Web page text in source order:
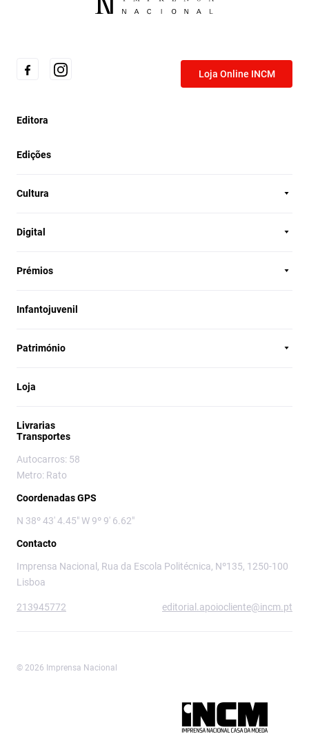
Loja Online INCM
Editora
Edições
Cultura
Digital
Prémios
Infantojuvenil
Património
Loja
Livrarias
Transportes
Autocarros: 58
Metro: Rato
Coordenadas GPS
N 38º 43' 4.45" W 9º 9' 6.62"
Contacto
Imprensa Nacional, Rua da Escola Politécnica, Nº135, 1250-100
Lisboa
213945772 editorial.apoiocliente@incm.pt
© 2026 Imprensa Nacional